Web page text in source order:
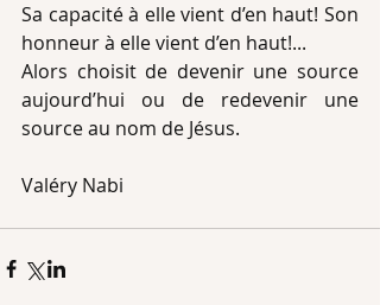
Sa capacité à elle vient d’en haut! Son
honneur à elle vient d’en haut!...
Alors choisit de devenir une source
aujourd’hui ou de redevenir une
source au nom de Jésus.
Valéry Nabi